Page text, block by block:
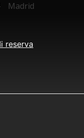
reserva
Madrid